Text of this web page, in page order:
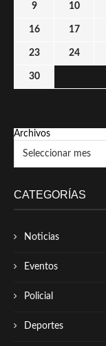
9 10
16 17
23 24
30
Archivos
CATEGORÍAS
Noticias
Eventos
Policial
Deportes